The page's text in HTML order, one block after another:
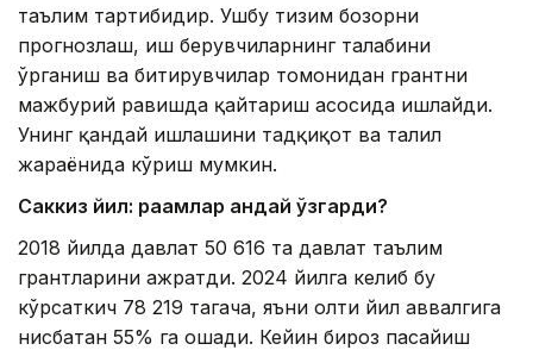
таълим тартибидир. Ушбу тизим бозорни
прогнозлаш, иш берувчиларнинг талабини
ўрганиш ва битирувчилар томонидан грантни
мажбурий равишда қайтариш асосида ишлайди.
Унинг қандай ишлашини тадқиқот ва таҳлил
жараёнида кўриш мумкин.
Саккиз йил: рақамлар қандай ўзгарди?
2018 йилда давлат 50 616 та давлат таълим
грантларини ажратди. 2024 йилга келиб бу
кўрсаткич 78 219 тагача, яъни олти йил аввалгига
нисбатан 55% га ошади. Кейин бироз пасайиш